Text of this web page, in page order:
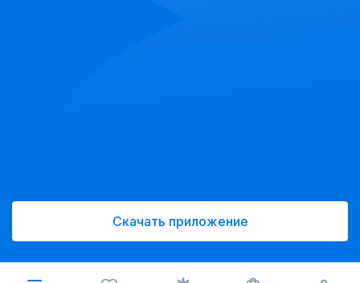
Скачать приложение